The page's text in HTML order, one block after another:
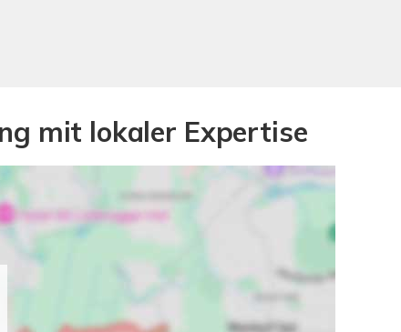
mit lokaler Expertise